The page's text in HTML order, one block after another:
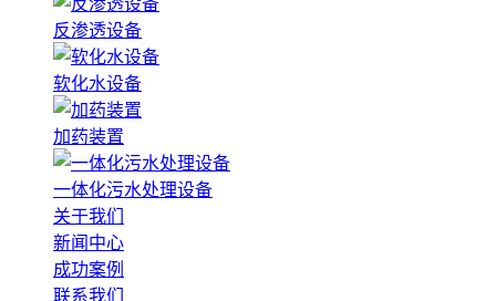
反渗透设备
软化水设备
加药装置
一体化污水处理设备
关于我们
新闻中心
成功案例
联系我们